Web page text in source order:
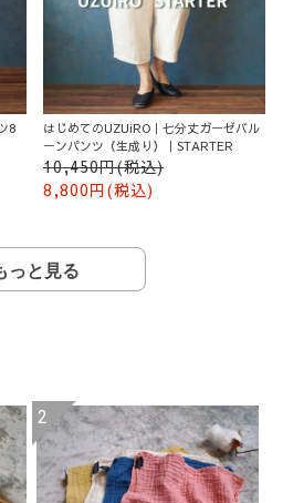
8
はじめてのUZUiRO｜七分丈ガーゼバル
ーンパンツ（生成り）｜STARTER
10,450円(税込)
8,800円(税込)
っと見る